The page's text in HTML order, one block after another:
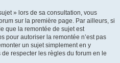
» lors de sa consultation, vous
sur la première page. Par ailleurs, si
que la remontée de sujet est
pour autoriser la remontée n’est pas
un sujet simplement en y
respecter les règles du forum en le